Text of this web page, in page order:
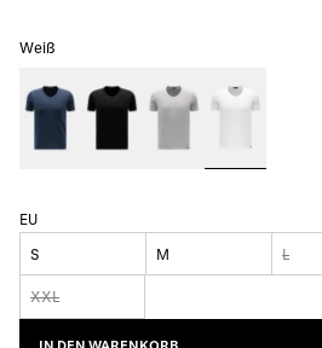
Weiß
EU
S M L
XXL